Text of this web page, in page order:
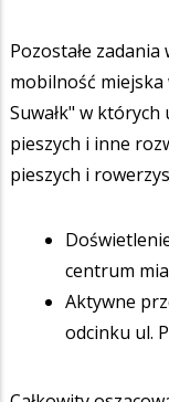
Pozostałe
mobilność
Suwałk" w
pieszych i inne
pieszych i
centrum
Aktywne
odcinku ul.